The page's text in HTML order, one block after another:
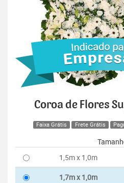
Coroa de Flores
Faixa Grátis Frete Grátis
1,5m x 1,0m
1,7m x 1,0m